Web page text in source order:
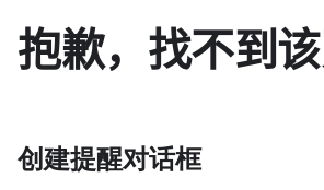
创建提醒对话框